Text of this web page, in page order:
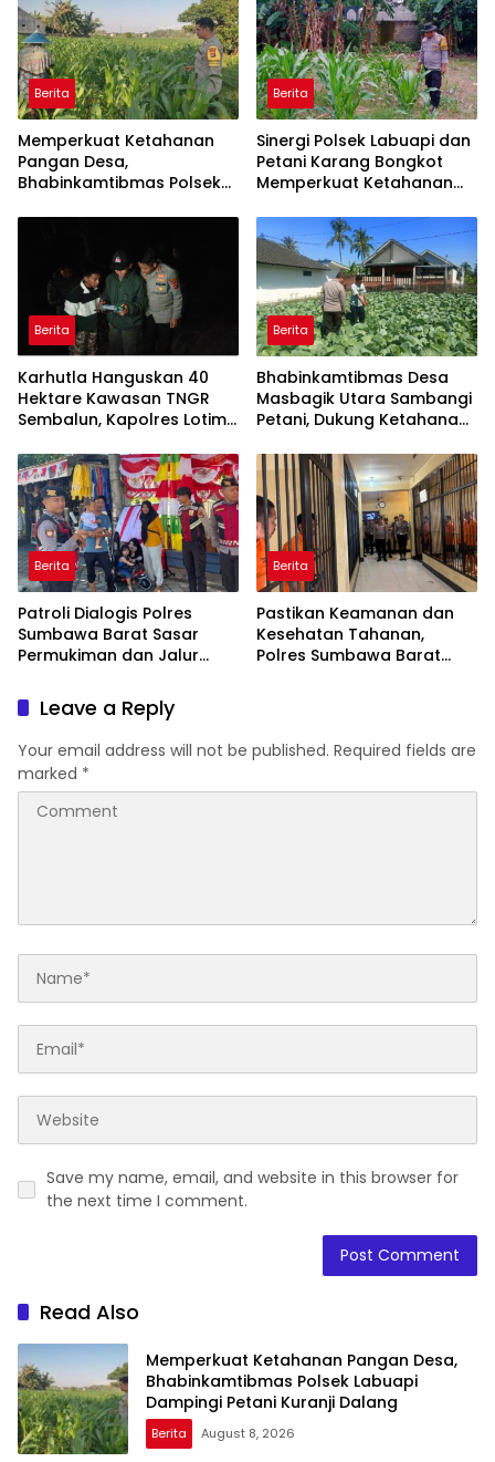
Berita
Memperkuat Ketahanan
Pangan Desa,
Bhabinkamtibmas Polsek
Kuranji Dalang
Berita
Sinergi Polsek Labuapi dan
Petani Karang Bongkot
Memperkuat Ketahanan
Berita
Karhutla Hanguskan 40
Hektare Kawasan TNGR
Sembalun, Kapolres Lotim
Api
Berita
Bhabinkamtibmas Desa
Masbagik Utara Sambangi
Petani, Dukung Ketahanan
Pangan
Berita
Patroli Dialogis Polres
Sumbawa Barat Sasar
Permukiman dan Jalur
Tetap Kondusif
Berita
Pastikan Keamanan dan
Kesehatan Tahanan,
Polres Sumbawa Barat
Leave a Reply
Your email address will not be published. Required fields are
marked *
Save my name, email, and website in this browser for
the next time I comment.
Read Also
Memperkuat Ketahanan Pangan Desa,
Bhabinkamtibmas Polsek Labuapi
Dampingi Petani Kuranji Dalang
Berita August 8, 2026